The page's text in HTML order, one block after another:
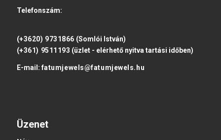
Telefonszám:
(+3620) 9731866 (Somlói István)
(+361) 9511193 (üzlet - elérhető nyitva tartási időben)
E-mail: fatumjewels@fatumjewels.hu
Üzenet